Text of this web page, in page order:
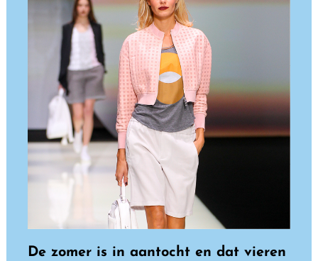
De zomer is in aantocht en dat vieren